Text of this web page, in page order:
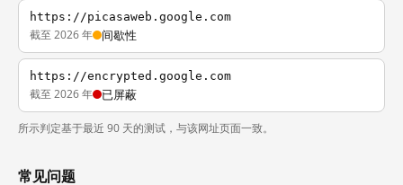
https://picasaweb.google.com
截至 2026 年 间歇性
https://encrypted.google.com
截至 2026 年 已屏蔽
所示判定基于最近 90 天的测试，与该网址页面一致。
常见问题